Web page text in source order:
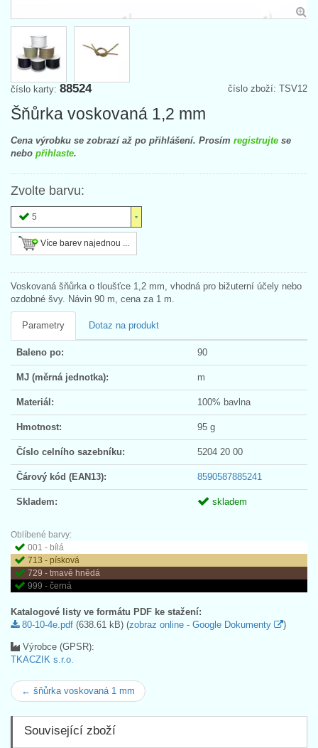
číslo zboží: TSV12
číslo karty: 88524
Šňůrka voskovaná 1,2 mm
Cena výrobku se zobrazí až po přihlášení. Prosím registrujte se
nebo přihlaste.
Zvolte barvu:
5
Více barev najednou ...
Voskovaná šňůrka o tloušťce 1,2 mm, vhodná pro bižuterní účely nebo
ozdobné švy. Návin 90 m, cena za 1 m.
Parametry Dotaz na produkt
Baleno po: 90
MJ (měrná jednotka): m
Materiál: 100% bavlna
Hmotnost: 95 g
Číslo celního sazebníku: 5204 20 00
Čárový kód (EAN13): 8590587885241
Skladem: skladem
Oblíbené barvy:
001 - bílá
713 - písková
729 - tmavě hnědá
999 - černá
Katalogové listy ve formátu PDF ke stažení:
80-10-4e.pdf (638.61 kB) (zobraz online - Google Dokumenty )
Výrobce (GPSR):
TKACZIK s.r.o.
← šňůrka voskovaná 1 mm
Související zboží